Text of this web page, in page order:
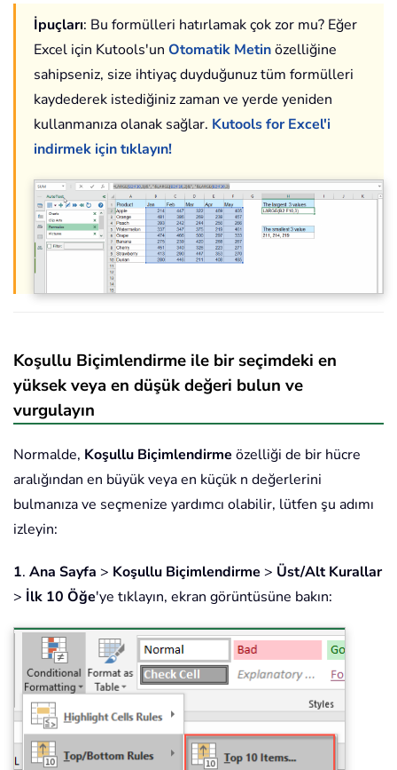
İpuçları: Bu formülleri hatırlamak çok zor mu? Eğer
Excel için Kutools'un Otomatik Metinözelliğine
sahipseniz, size ihtiyaç duyduğunuz tüm formülleri
kaydederek istediğiniz zaman ve yerde yeniden
kullanmanıza olanak sağlar. Kutools for Excel'i
indirmek için tıklayın!
Koşullu Biçimlendirme ile bir seçimdeki en
yüksek veya en düşük değeri bulun ve
vurgulayın
Normalde, Koşullu Biçimlendirme özelliği de bir hücre
aralığından en büyük veya en küçük n değerlerini
bulmanıza ve seçmenize yardımcı olabilir, lütfen şu adımı
izleyin:
1. Ana Sayfa > Koşullu Biçimlendirme > Üst/Alt Kurallar
> İlk 10 Öğe'ye tıklayın, ekran görüntüsüne bakın: